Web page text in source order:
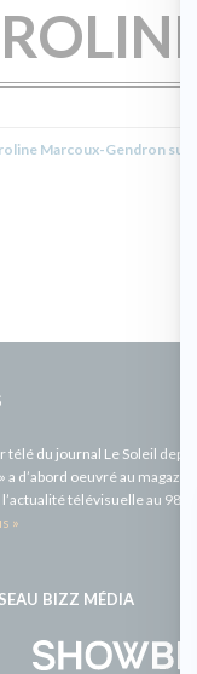
Marcoux-Gendron sur
du journal Le Soleil
a d’abord oeuvré au
télévisuelle au 98,5.
»
BIZZ MÉDIA